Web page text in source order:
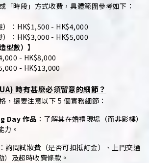
「時段」方式收費，具體範圍參考如下：
）：HK$1,500 - HK$4,000
）：HK$3,000 - HK$5,000
型數）】
- HK$8,000
- HK$13,000
時有甚麼必須留意的細節？
，還要注意以下 5 個實務細節：
Day 作品 ：了解其在婚禮現場（而非影樓）
力。
：詢問試妝費（是否可扣抵訂金）、上門交通
）及超時收費條款。